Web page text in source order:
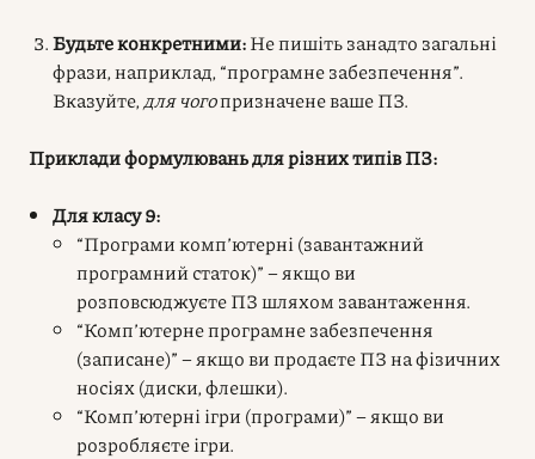
Будьте конкретними:Не пишіть занадто загальні
фрази, наприклад, “програмне забезпечення”.
Вказуйте, для чогопризначене ваше ПЗ.
Приклади формулювань для різних типів ПЗ:
Для класу 9:
“Програми комп’ютерні (завантажний
програмний статок)” – якщо ви
розповсюджуєте ПЗ шляхом завантаження.
“Комп’ютерне програмне забезпечення
(записане)” – якщо ви продаєте ПЗ на фізичних
носіях (диски, флешки).
“Комп’ютерні ігри (програми)” – якщо ви
розробляєте ігри.